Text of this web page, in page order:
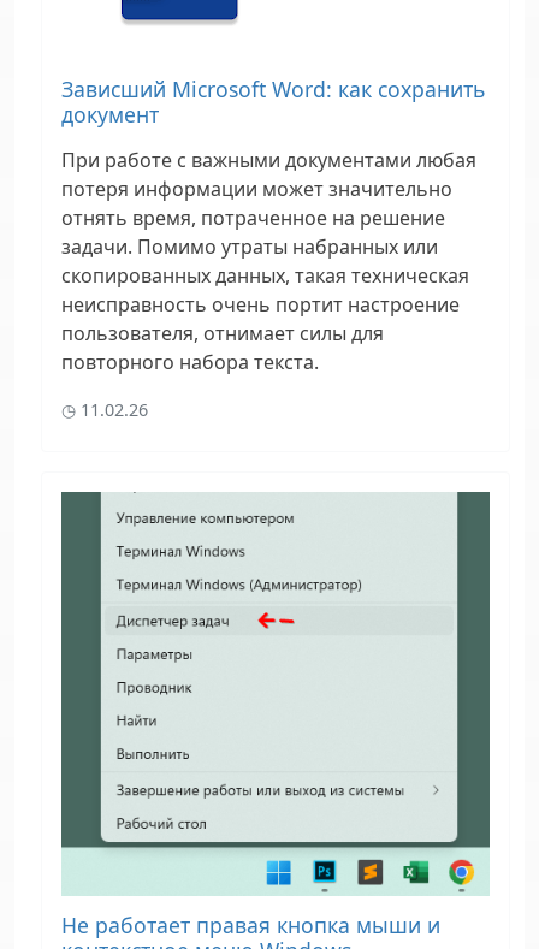
Зависший Microsoft Word: как сохранить
документ
При работе с важными документами любая
потеря информации может значительно
отнять время, потраченное на решение
задачи. Помимо утраты набранных или
скопированных данных, такая техническая
неисправность очень портит настроение
пользователя, отнимает силы для
повторного набора текста.
11.02.26
Не работает правая кнопка мыши и